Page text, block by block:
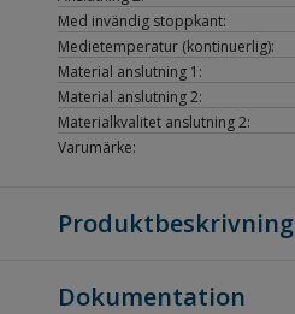
Med invändig stoppkant:
Medietemperatur (kontinuerlig):
Material anslutning 1:
Material anslutning 2:
Materialkvalitet anslutning 2:
Varumärke:
Produktbeskrivning
Dokumentation